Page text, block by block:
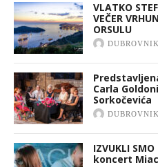
VLATKO
VEČER
ORSULU
Carla
Sorkočevića
IZVUKLI
koncert